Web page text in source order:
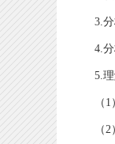
3.分析
4.分析
5.理解
（1）
（2）